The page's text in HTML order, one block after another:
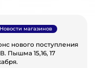
нового поступления
В. Пышма 15,16, 17
Новости магазинов